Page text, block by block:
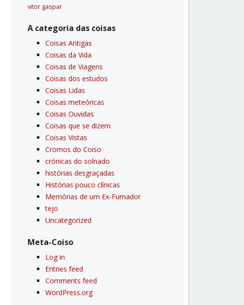
vitor gaspar
A categoria das coisas
Coisas Antigas
Coisas da Vida
Coisas de Viagens
Coisas dos estudos
Coisas Lidas
Coisas meteóricas
Coisas Ouvidas
Coisas que se dizem
Coisas Vistas
Cromos do Coiso
crónicas do solnado
histórias desgraçadas
Histórias pouco clí­nicas
Memórias de um Ex-Fumador
tejo
Uncategorized
Meta-Coiso
Log in
Entries feed
Comments feed
WordPress.org